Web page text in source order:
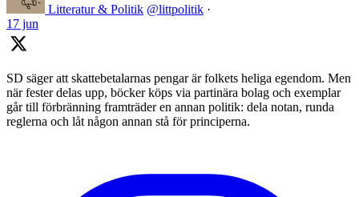
Litteratur & Politik @littpolitik ·
17 jun
SD säger att skattebetalarnas pengar är folkets heliga egendom. Men
när fester delas upp, böcker köps via partinära bolag och exemplar
går till förbränning framträder en annan politik: dela notan, runda
reglerna och låt någon annan stå för principerna.